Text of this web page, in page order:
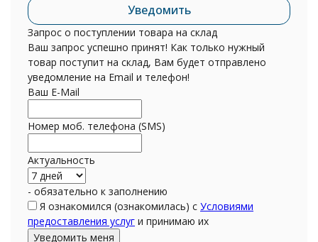
Уведомить
Запрос о поступлении товара на склад
Ваш запрос успешно принят! Как только нужный
товар поступит на склад, Вам будет отправлено
уведомление на Email и телефон!
Ваш E-Mail
Номер моб. телефона (SMS)
Актуальность
- обязательно к заполнению
Я ознакомился (ознакомилась) с Условиями
предоставления услуг и принимаю их